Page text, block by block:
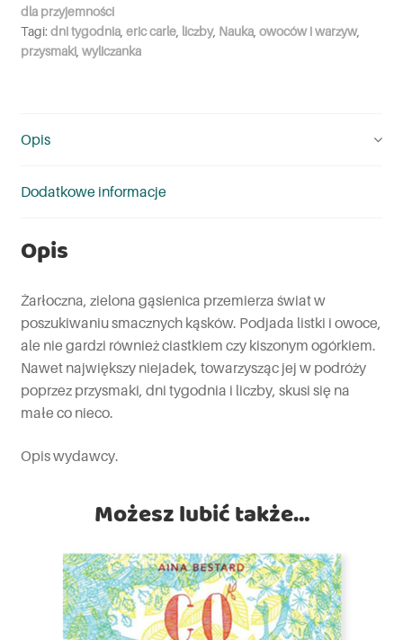
dla przyjemności
Tagi: dni tygodnia, eric carle, liczby, Nauka, owoców i warzyw,
przysmaki, wyliczanka
Opis
Dodatkowe informacje
Opis
Żarłoczna, zielona gąsienica przemierza świat w
poszukiwaniu smacznych kąsków. Podjada listki i owoce,
ale nie gardzi również ciastkiem czy kiszonym ogórkiem.
Nawet największy niejadek, towarzysząc jej w podróży
poprzez przysmaki, dni tygodnia i liczby, skusi się na
małe co nieco.
Opis wydawcy.
Możesz lubić także…